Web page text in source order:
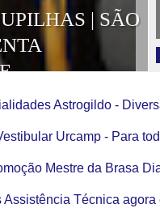
| SÃO
DA EDIÇÃO